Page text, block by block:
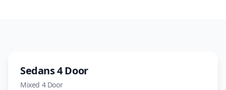
Berline
Sedans 4 Door
Mixed 4 Door